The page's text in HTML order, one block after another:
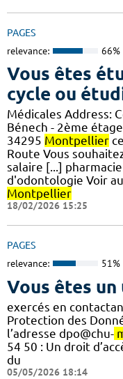
PAGES
relevance: 66%
Vous êtes
cycle ou
Médicales Address:
Bénech - 2ème
34295 Montpellier
Route Vous
salaire [...]
d'odontologie Voir
Montpellier
18/02/2026 15:25
PAGES
relevance: 51%
Vous êtes un
exercés en
Protection des
l’adresse dpo@chu-
54 50 : Un droit
du
05/05/2026 18:14